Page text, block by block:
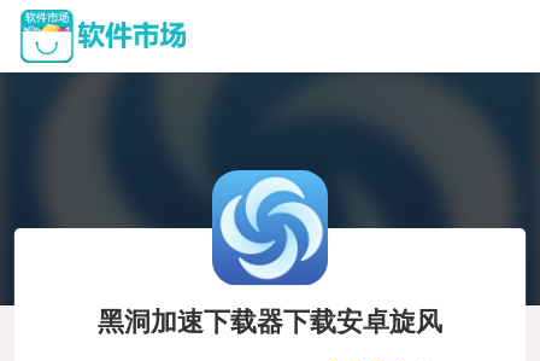
黑洞加速下载器下载安卓旋风